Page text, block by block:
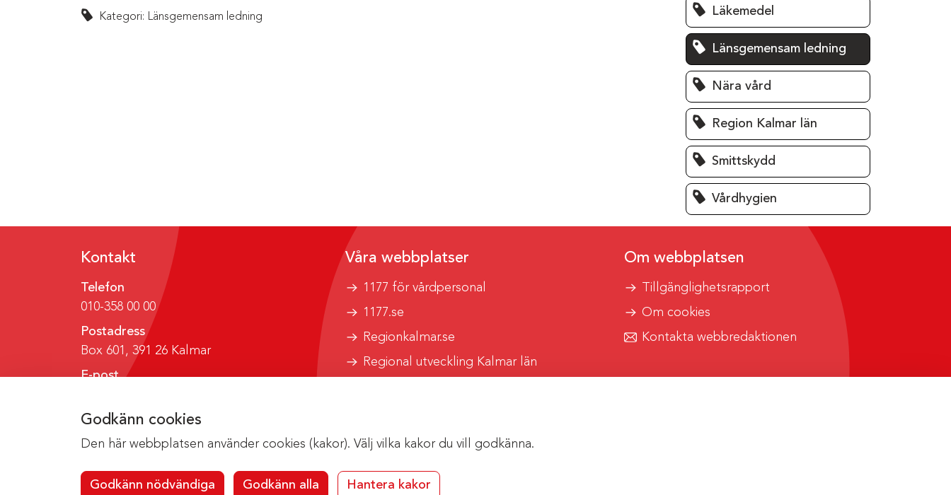
Godkänn cookies
Den här webbplatsen använder cookies (kakor). Välj vilka kakor du vill godkänna.
Godkänn nödvändiga Godkänn alla Hantera kakor
Kategori: Länsgemensam ledning Läkemedel
Länsgemensam ledning
Nära vård
Region Kalmar län
Smittskydd
Vårdhygien
Kontakt
Telefon
010-358 00 00
Postadress
Box 601, 391 26 Kalmar
E-post
Våra webbplatser
1177 för vårdpersonal
1177.se
Regionkalmar.se
Regional utveckling Kalmar län
Om webbplatsen
Tillgänglighetsrapport
Om cookies
Kontakta webbredaktionen